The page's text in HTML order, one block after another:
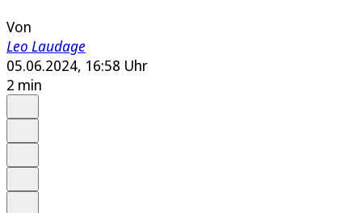
Von
Leo Laudage
05.06.2024, 16:58 Uhr
2 min